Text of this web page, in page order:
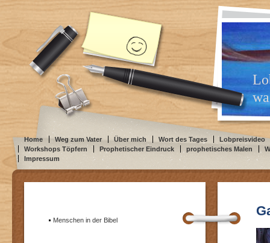
Home Weg zum Vater Über mich Wort des Tages
Lobpreisvideo
Workshops Töpfern
Prophetischer Eindruck prophetisches Malen
Impressum
Menschen in der Bibel